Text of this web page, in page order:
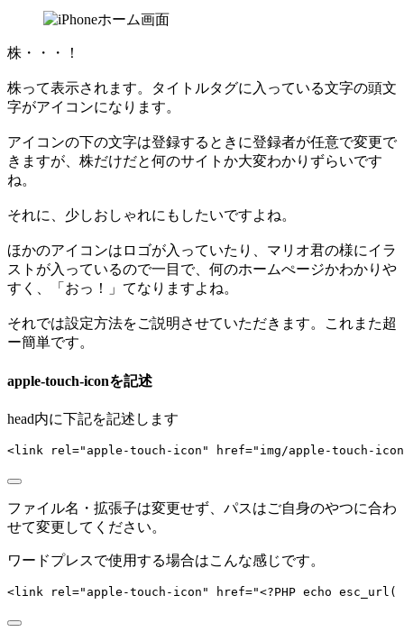
株・・・！
株って表示されます。タイトルタグに入っている文字の頭文
字がアイコンになります。
アイコンの下の文字は登録するときに登録者が任意で変更で
きますが、株だけだと何のサイトか大変わかりずらいです
ね。
それに、少しおしゃれにもしたいですよね。
ほかのアイコンはロゴが入っていたり、マリオ君の様にイラ
ストが入っているので一目で、何のホームぺージかわかりや
すく、「おっ！」てなりますよね。
それでは設定方法をご説明させていただきます。これまた超
ー簡単です。
apple-touch-iconを記述
head内に下記を記述します
<link rel=" apple-touch-icon " href=" img/apple-touch-
ファイル名・拡張子は変更せず、パスはご自身のやつに合わ
せて変更してください。
ワードプレスで使用する場合はこんな感じです。
<link rel=" apple-touch-icon " href="<?PHP echo